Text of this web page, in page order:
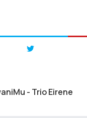
- Trio Eirene